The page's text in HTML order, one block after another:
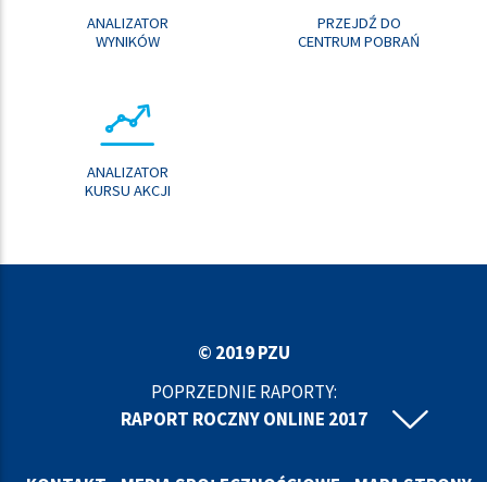
ANALIZATOR
WYNIKÓW
PRZEJDŹ DO
CENTRUM POBRAŃ
ANALIZATOR
KURSU AKCJI
© 2019 PZU
POPRZEDNIE RAPORTY:
RAPORT ROCZNY ONLINE 2017
RAPORT ROCZNY ONLINE 2015